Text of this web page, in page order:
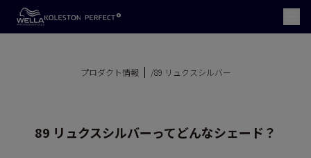
プロダクト情報 /89 リュクスシルバー
89 リュクスシルバーってどんなシェード？